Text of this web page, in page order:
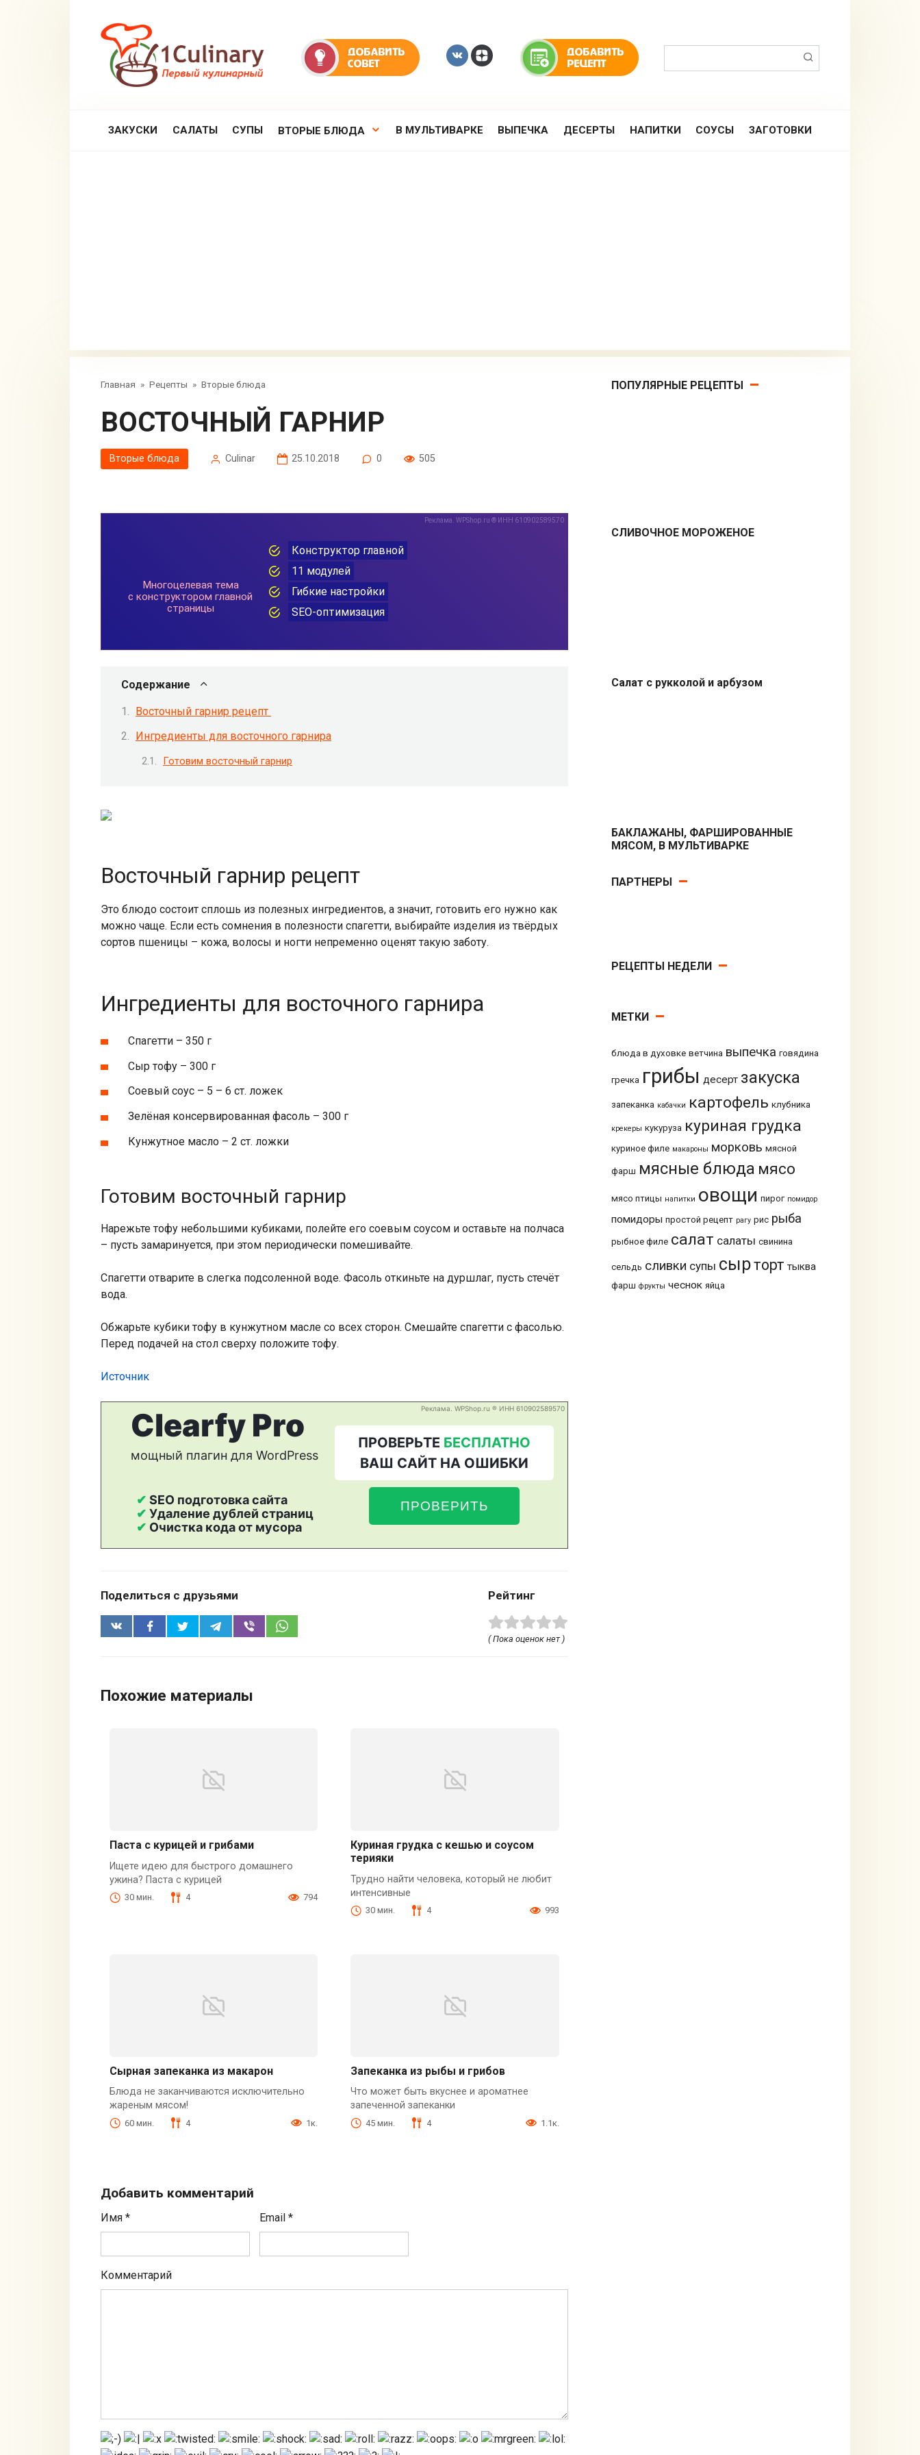
ЗАКУСКИ САЛАТЫ СУПЫ ВТОРЫЕ БЛЮДА В МУЛЬТИВАРКЕ ВЫПЕЧКА ДЕСЕРТЫ НАПИТКИ СОУСЫ ЗАГОТОВКИ
Главная » Рецепты » Вторые блюда
ВОСТОЧНЫЙ ГАРНИР
Вторые блюда Сulinar 25.10.2018 0 505
Содержание
Восточный гарнир рецепт
Ингредиенты для восточного гарнира
Готовим восточный гарнир
Восточный гарнир рецепт
Это блюдо состоит сплошь из полезных ингредиентов, а значит, готовить его нужно как
можно чаще. Если есть сомнения в полезности спагетти, выбирайте изделия из твёрдых
сортов пшеницы – кожа, волосы и ногти непременно оценят такую заботу.
Ингредиенты для восточного гарнира
Спагетти – 350 г
Сыр тофу – 300 г
Соевый соус – 5 – 6 ст. ложек
Зелёная консервированная фасоль – 300 г
Кунжутное масло – 2 ст. ложки
Готовим восточный гарнир
Нарежьте тофу небольшими кубиками, полейте его соевым соусом и оставьте на полчаса
– пусть замаринуется, при этом периодически помешивайте.
Спагетти отварите в слегка подсоленной воде. Фасоль откиньте на дуршлаг, пусть стечёт
вода.
Обжарьте кубики тофу в кунжутном масле со всех сторон. Смешайте спагетти с фасолью.
Перед подачей на стол сверху положите тофу.
Источник
Поделиться с друзьями Рейтинг
( Пока оценок нет )
Похожие материалы
Паста с курицей и грибами
Ищете идею для быстрого домашнего
ужина? Паста с курицей
30 мин. 4 794
Куриная грудка с кешью и соусом
терияки
Трудно найти человека, который не любит
интенсивные
30 мин. 4 993
Сырная запеканка из макарон
Блюда не заканчиваются исключительно
жареным мясом!
60 мин. 4 1к.
Запеканка из рыбы и грибов
Что может быть вкуснее и ароматнее
запеченной запеканки
45 мин. 4 1.1к.
Добавить комментарий
Имя * Email*
Комментарий
ПОПУЛЯРНЫЕ РЕЦЕПТЫ
СЛИВОЧНОЕ МОРОЖЕНОЕ
Салат с рукколой и арбузом
Вторые блюда
БАКЛАЖАНЫ, ФАРШИРОВАННЫЕ
МЯСОМ, В МУЛЬТИВАРКЕ
ПАРТНЕРЫ
РЕЦЕПТЫ НЕДЕЛИ
МЕТКИ
блюда в духовке ветчина выпечка говядина
гречка грибы десерт закуска
запеканка кабачки картофель клубника
крекеры кукуруза куриная грудка
куриное филе макароны морковь мясной
фарш мясные блюда мясо
мясо птицы напитки овощи пирог помидор
помидоры простой рецепт рагу рис рыба
рыбное филе салат салаты свинина
сельдь сливки супы сырторт тыква
фарш фрукты чеснок яйца